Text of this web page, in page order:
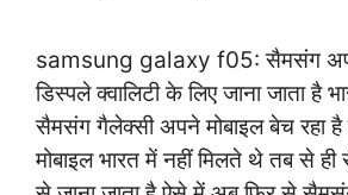
samsung galaxy f05: सैमसंग
डिस्पले क्वालिटी के लिए जाना जाता है
सैमसंग गैलेक्सी अपने मोबाइल बेच रहा
मोबाइल भारत में नहीं मिलते थे तब से